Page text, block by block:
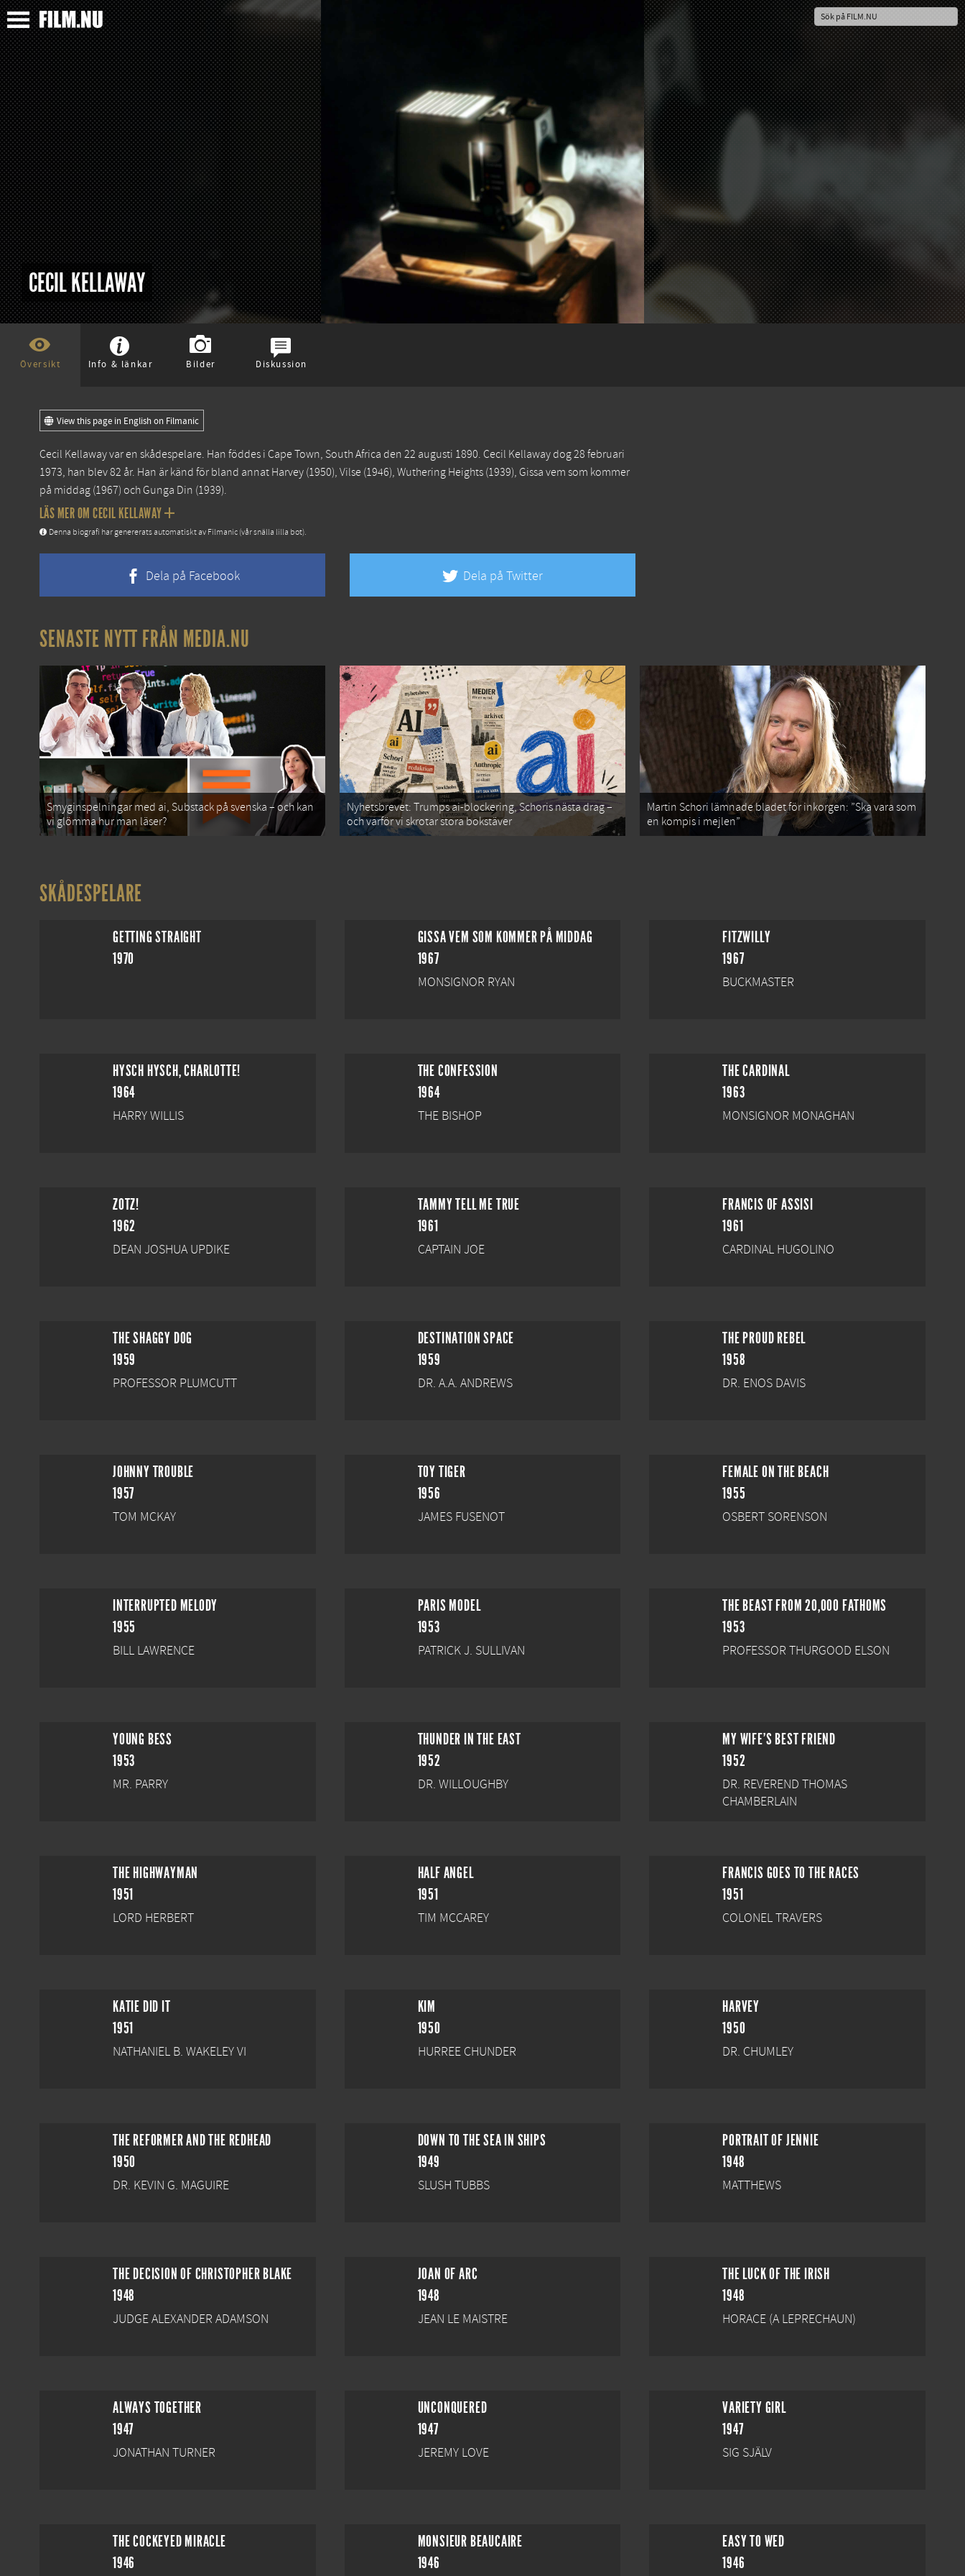
CECIL KELLAWAY
Översikt Info & länkar Bilder Diskussion
View this page in English on Filmanic
Cecil Kellaway var en skådespelare. Han föddes i Cape Town, South Africa den 22 augusti 1890. Cecil Kellaway dog 28 februari
1973, han blev 82 år. Han är känd för bland annat Harvey (1950), Vilse (1946), Wuthering Heights (1939), Gissa vem som kommer
på middag (1967) ochGunga Din (1939).
LÄS MER OM CECIL KELLAWAY
Denna biografi har genererats automatiskt av Filmanic (vår snälla lilla bot).
Dela på Facebook Dela på Twitter
SENASTE NYTT FRÅN MEDIA.NU
Smyginspelningar med ai, Substack på svenska – och kan
vi glömma hur man läser?
Nyhetsbrevet: Trumps ai-blockering, Schoris nästa drag –
och varför vi skrotar stora bokstäver
Martin Schori lämnade bladet för inkorgen: ”Ska vara som
en kompis i mejlen”
SKÅDESPELARE
GETTING STRAIGHT
1970
GISSA VEM SOM KOMMER PÅ MIDDAG
1967
MONSIGNOR RYAN
FITZWILLY
1967
BUCKMASTER
HYSCH HYSCH, CHARLOTTE!
1964
HARRY WILLIS
THE CONFESSION
1964
THE BISHOP
THE CARDINAL
1963
MONSIGNOR MONAGHAN
ZOTZ!
1962
DEAN JOSHUA UPDIKE
TAMMY TELL ME TRUE
1961
CAPTAIN JOE
FRANCIS OF ASSISI
1961
CARDINAL HUGOLINO
THE SHAGGY DOG
1959
PROFESSOR PLUMCUTT
DESTINATION SPACE
1959
DR. A.A. ANDREWS
THE PROUD REBEL
1958
DR. ENOS DAVIS
JOHNNY TROUBLE
1957
TOM MCKAY
TOY TIGER
1956
JAMES FUSENOT
FEMALE ON THE BEACH
1955
OSBERT SORENSON
INTERRUPTED MELODY
1955
BILL LAWRENCE
PARIS MODEL
1953
PATRICK J. SULLIVAN
THE BEAST FROM 20,000 FATHOMS
1953
PROFESSOR THURGOOD ELSON
YOUNG BESS
1953
MR. PARRY
THUNDER IN THE EAST
1952
DR. WILLOUGHBY
MY WIFE'S BEST FRIEND
1952
DR. REVEREND THOMAS
CHAMBERLAIN
THE HIGHWAYMAN
1951
LORD HERBERT
HALF ANGEL
1951
TIM MCCAREY
FRANCIS GOES TO THE RACES
1951
COLONEL TRAVERS
KATIE DID IT
1951
NATHANIEL B. WAKELEY VI
KIM
1950
HURREE CHUNDER
HARVEY
1950
DR. CHUMLEY
THE REFORMER AND THE REDHEAD
1950
DR. KEVIN G. MAGUIRE
DOWN TO THE SEA IN SHIPS
1949
SLUSH TUBBS
PORTRAIT OF JENNIE
1948
MATTHEWS
THE DECISION OF CHRISTOPHER BLAKE
1948
JUDGE ALEXANDER ADAMSON
JOAN OF ARC
1948
JEAN LE MAISTRE
THE LUCK OF THE IRISH
1948
HORACE (A LEPRECHAUN)
ALWAYS TOGETHER
1947
JONATHAN TURNER
UNCONQUERED
1947
JEREMY LOVE
VARIETY GIRL
1947
SIG SJÄLV
THE COCKEYED MIRACLE
1946
MONSIEUR BEAUCAIRE
1946
EASY TO WED
1946